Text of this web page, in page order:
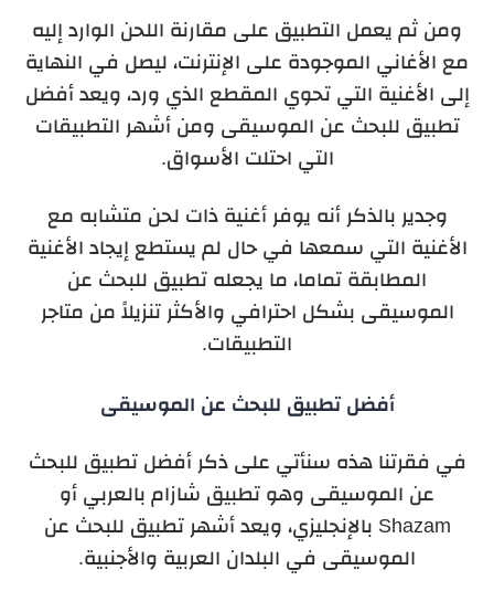
ومن ثم يعمل التطبيق على مقارنة اللحن الوارد إليه
مع الأغاني الموجودة على الإنترنت، ليصل في النهاية
إلى الأغنية التي تحوي المقطع الذي ورد، ويعد أفضل
تطبيق للبحث عن الموسيقى ومن أشهر التطبيقات
التي احتلت الأسواق.
وجدير بالذكر أنه يوفر أغنية ذات لحن متشابه مع
الأغنية التي سمعها في حال لم يستطع إيجاد الأغنية
المطابقة تماما، ما يجعله تطبيق للبحث عن
الموسيقى بشكل احترافي والأكثر تنزيلاً من متاجر
التطبيقات.
أفضل تطبيق للبحث عن الموسيقى
في فقرتنا هذه سنأتي على ذكر أفضل تطبيق للبحث
عن الموسيقى وهو تطبيق شازام بالعربي أو
Shazam بالإنجليزي، ويعد أشهر تطبيق للبحث عن
الموسيقى في البلدان العربية والأجنبية.